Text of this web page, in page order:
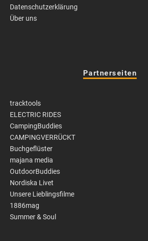
Datenschutzerklärung
Über uns
Partnerseiten
tracktools
ELECTRIC RIDES
CampingBuddies
CAMPINGVERRÜCKT
Buchgeflüster
majana media
OutdoorBuddies
Nordiska Livet
Unsere Lieblingsfilme
1886mag
Summer & Soul